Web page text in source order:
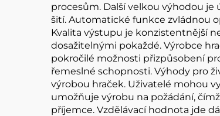
procesům. Další velkou výhodou
šití. Automatické funkce zvládnou
Kvalita výstupu je konzistentnější
dosažitelnými pokaždé. Výrobce
pokročilé možnosti přizpůsobení
řemeslné schopnosti. Výhody pro
výrobou hraček. Uživatelé mohou
umožňuje výrobu na požádání,
příjemce. Vzdělávací hodnota jde